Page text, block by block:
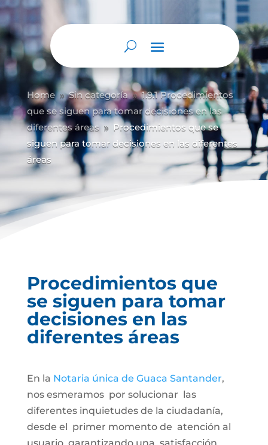
Home 9 Sin categoría 9 1.9.1 Procedimientos
que se siguen para tomar decisiones en las
diferentes áreas 9
Procedimientos que se
siguen para tomar decisiones en las diferentes
áreas
Procedimientos que
se siguen para tomar
decisiones en las
diferentes áreas
En la Notaria única de Guaca Santander,
nos esmeramos por solucionar las
diferentes inquietudes de la ciudadanía,
desde el primer momento de atención al